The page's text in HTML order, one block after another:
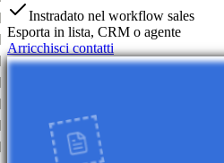
Instradato nel workflow sales
Esporta in lista, CRM o agente
Arricchisci contatti